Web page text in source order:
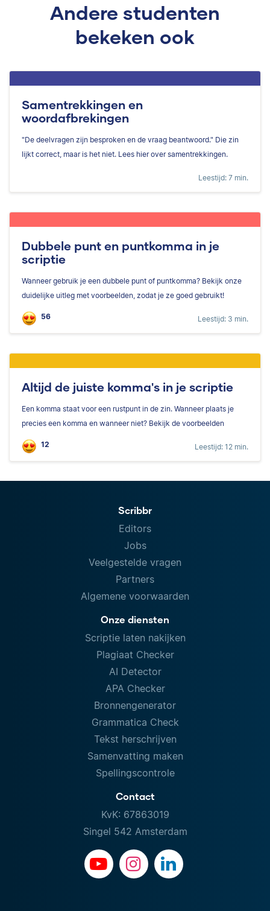
Andere studenten
bekeken ook
Samentrekkingen en
woordafbrekingen
"De deelvragen zijn besproken en de vraag beantwoord." Die zin
lijkt correct, maar is het niet. Lees hier over samentrekkingen.
Leestijd: 7 min.
Dubbele punt en puntkomma in je
scriptie
Wanneer gebruik je een dubbele punt of puntkomma? Bekijk onze
duidelijke uitleg met voorbeelden, zodat je ze goed gebruikt!
56 Leestijd: 3 min.
Altijd de juiste komma's in je scriptie
Een komma staat voor een rustpunt in de zin. Wanneer plaats je
precies een komma en wanneer niet? Bekijk de voorbeelden
12 Leestijd: 12 min.
Scribbr
Editors
Jobs
Veelgestelde vragen
Partners
Algemene voorwaarden
Onze diensten
Scriptie laten nakijken
Plagiaat Checker
AI Detector
APA Checker
Bronnengenerator
Grammatica Check
Tekst herschrijven
Samenvatting maken
Spellingscontrole
Contact
KvK: 67863019
Singel 542 Amsterdam